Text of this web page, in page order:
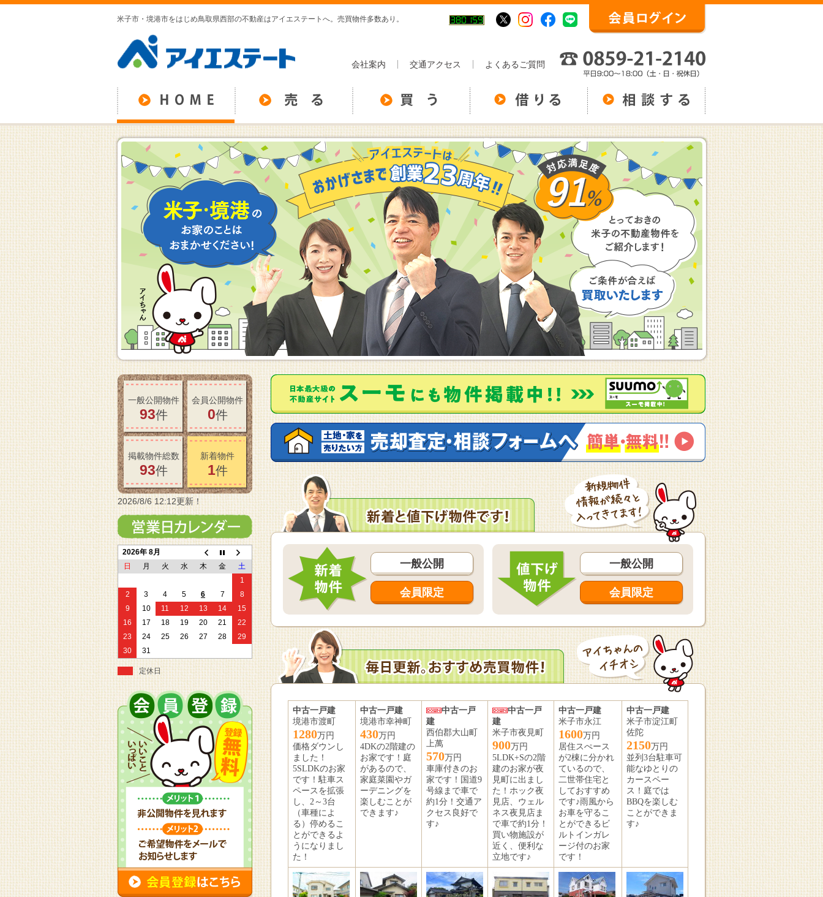
米子市・境港市をはじめ鳥取県西部の不動産はアイエステートへ。売買物件多数あり。
会社案内 交通アクセス よくあるご質問
一般公開
会員限定
一般公開
会員限定
一般公開物件
93件
会員公開物件
0件
掲載物件総数
93件
新着物件
1件
2026/8/6 12:12更新！
2026年 8月
日
月 火 水 木 金
土
1
2
3 4 5 6 7
8
9
10 11 12 13 14
15
16
17 18 19 20 21
22
23
24 25 26 27 28
29
30
31
定休日